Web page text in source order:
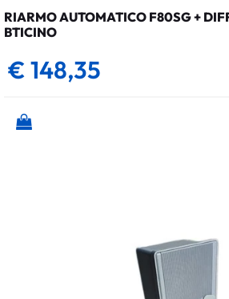
RIARMO AUTOMATICO F80SG +
BTICINO
€ 148,35
Quantità